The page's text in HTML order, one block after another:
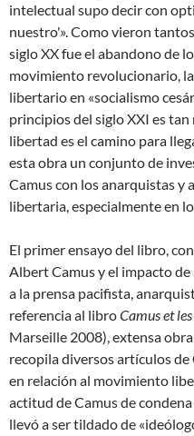
intelectual supo decir con
nuestro'». Como vieron
siglo XX fue el abandono de
movimiento revolucionario,
libertario en «socialismo
principios del siglo XXI es
libertad es el camino para
esta obra un conjunto de
Camus con los anarquistas y
libertaria, especialmente en
El primer ensayo del libro,
Albert Camus y el impacto
a la prensa pacifista,
referencia al libroCamus et
Marseille 2008), extensa
recopila diversos artículos
en relación al movimiento
actitud de Camus de
llevó a ser tildado de